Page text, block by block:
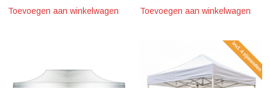
Toevoegen aan winkelwagen Toevoegen aan winkelwagen